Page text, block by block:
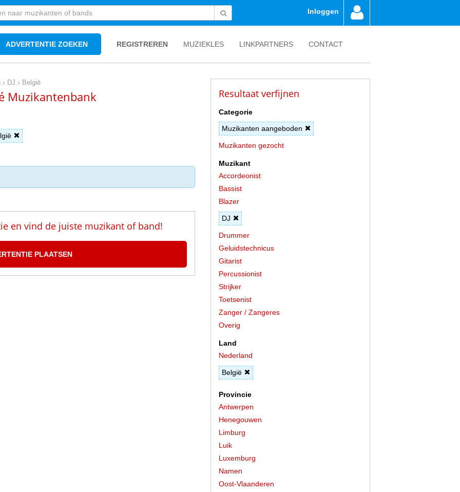
Inloggen
ADVERTENTIE ZOEKEN REGISTREREN MUZIEKLES LINKPARTNERS CONTACT
› DJ › België
Muzikantenbank
en vind de juiste muzikant of band!
PLAATSEN
Resultaat verfijnen
Categorie
Muzikanten aangeboden
Muzikanten gezocht
Muzikant
Accordeonist
Bassist
Blazer
DJ
Drummer
Geluidstechnicus
Gitarist
Percussionist
Strijker
Toetsenist
Zanger / Zangeres
Overig
Land
Nederland
België
Provincie
Antwerpen
Henegouwen
Limburg
Luik
Luxemburg
Namen
Oost-Vlaanderen